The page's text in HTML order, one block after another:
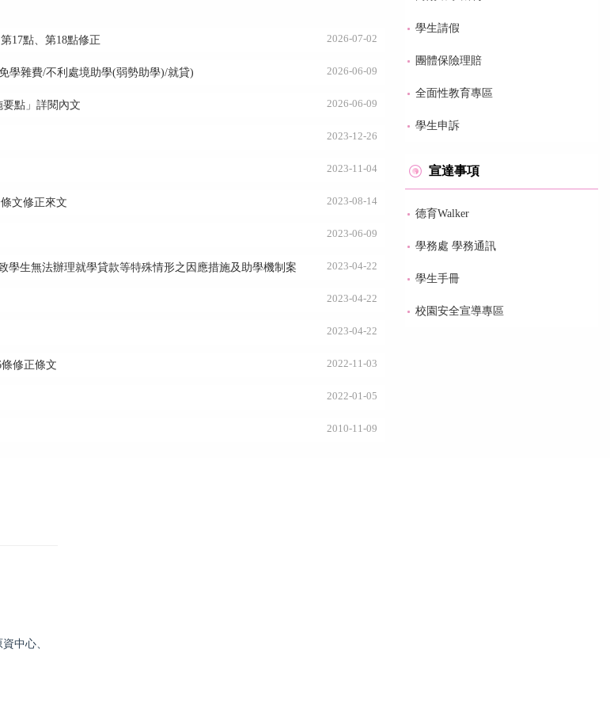
17點、第18點修正 2026-07-02
學雜費/不利處境助學(弱勢助學)/就貸) 2026-06-09
點」詳閱內文 2026-06-09
2023-12-26
2023-11-04
文修正來文 2023-08-14
2023-06-09
學生無法辦理就學貸款等特殊情形之因應措施及助學機制案 2023-04-22
2023-04-22
2023-04-22
修正條文 2022-11-03
2022-01-05
2010-11-09
學生請假
團體保險理賠
全面性教育專區
學生申訴
宣達事項
德育Walker
學務處 學務通訊
學生手冊
校園安全宣導專區
中心、